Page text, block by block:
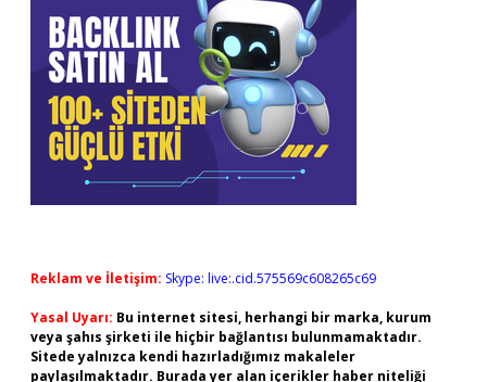
Reklam ve İletişim: Skype: live:.cid.575569c608265c69
Yasal Uyarı: Bu internet sitesi, herhangi bir marka, kurum
veya şahıs şirketi ile hiçbir bağlantısı bulunmamaktadır.
Sitede yalnızca kendi hazırladığımız makaleler
paylaşılmaktadır. Burada yer alan içerikler haber niteliği